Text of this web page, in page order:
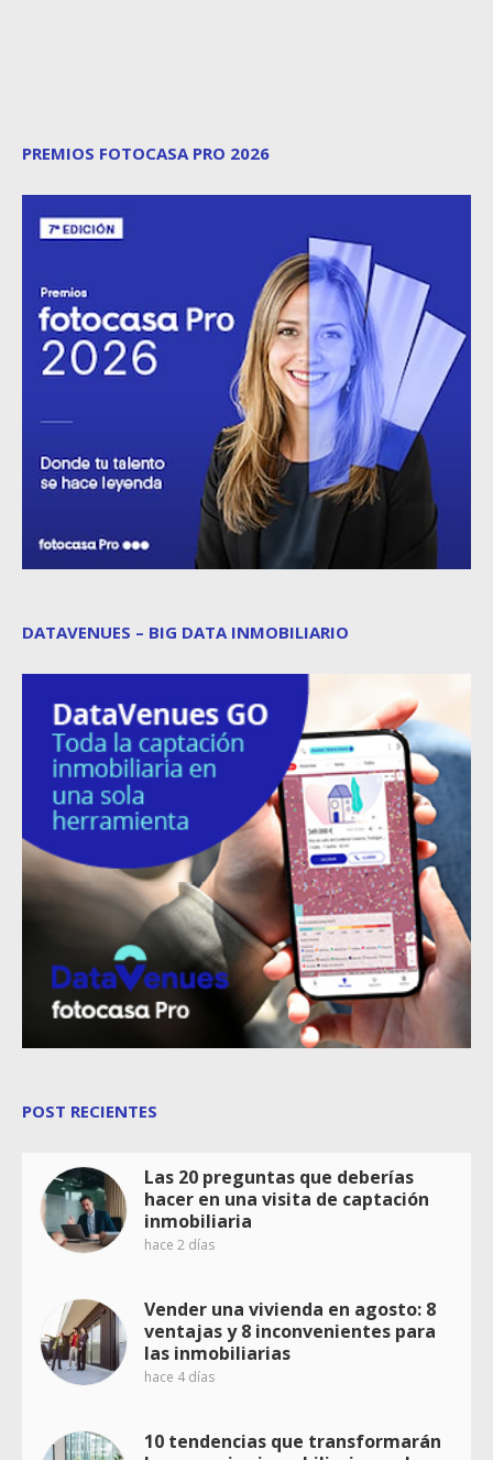
PREMIOS FOTOCASA PRO 2026
DATAVENUES – BIG DATA INMOBILIARIO
POST RECIENTES
Las 20 preguntas que deberías
hacer en una visita de captación
inmobiliaria
hace 2 días
Vender una vivienda en agosto: 8
ventajas y 8 inconvenientes para
las inmobiliarias
hace 4 días
10 tendencias que transformarán